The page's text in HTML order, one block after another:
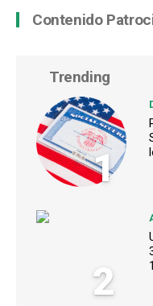
Contenido
Trending
1
2